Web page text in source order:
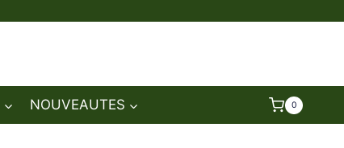
NOUVEAUTES 0